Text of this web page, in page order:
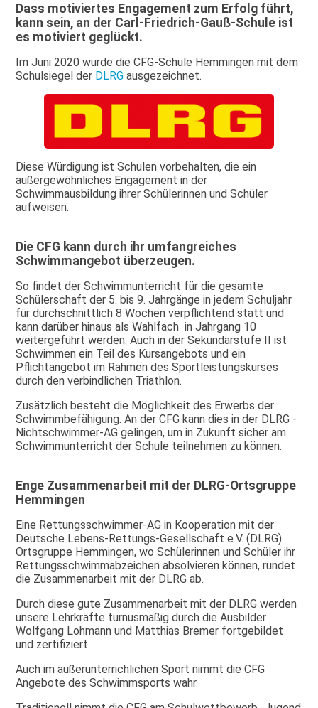
Dass motiviertes Engagement zum Erfolg führt,
kann sein, an der Carl-Friedrich-Gauß-Schule ist
es motiviert geglückt.
Im Juni 2020 wurde die CFG-Schule Hemmingen mit dem
Schulsiegel der DLRG ausgezeichnet.
Diese Würdigung ist Schulen vorbehalten, die ein
außergewöhnliches Engagement in der
Schwimmausbildung ihrer Schülerinnen und Schüler
aufweisen.
Die CFG kann durch ihr umfangreiches
Schwimmangebot überzeugen.
So findet der Schwimmunterricht für die gesamte
Schülerschaft der 5. bis 9. Jahrgänge in jedem Schuljahr
für durchschnittlich 8 Wochen verpflichtend statt und
kann darüber hinaus als Wahlfach in Jahrgang 10
weitergeführt werden. Auch in der Sekundarstufe II ist
Schwimmen ein Teil des Kursangebots und ein
Pflichtangebot im Rahmen des Sportleistungskurses
durch den verbindlichen Triathlon.
Zusätzlich besteht die Möglichkeit des Erwerbs der
Schwimmbefähigung. An der CFG kann dies in der DLRG -
Nichtschwimmer-AG gelingen, um in Zukunft sicher am
Schwimmunterricht der Schule teilnehmen zu können.
Enge Zusammenarbeit mit der DLRG-Ortsgruppe
Hemmingen
Eine Rettungsschwimmer-AG in Kooperation mit der
Deutsche Lebens-Rettungs-Gesellschaft e.V. (DLRG)
Ortsgruppe Hemmingen, wo Schülerinnen und Schüler ihr
Rettungsschwimmabzeichen absolvieren können, rundet
die Zusammenarbeit mit der DLRG ab.
Durch diese gute Zusammenarbeit mit der DLRG werden
unsere Lehrkräfte turnusmäßig durch die Ausbilder
Wolfgang Lohmann und Matthias Bremer fortgebildet
und zertifiziert.
Auch im außerunterrichlichen Sport nimmt die CFG
Angebote des Schwimmsports wahr.